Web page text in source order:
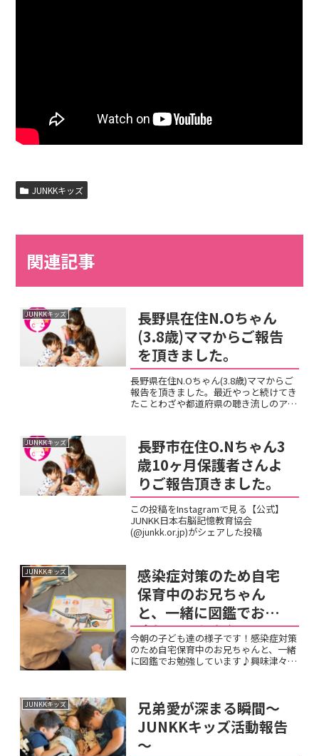
JUNKKキッズ
関連記事
JUNKKキッズ
長野県在住N.Oちゃん
(3.8歳)ママからご報告
を頂きました。
長野県在住N.Oちゃん(3.8歳)ママからご
報告を頂きました。最近やっと続けてき
たことわざや都道府県の聴き流しのアウ
出てくると親としてはとても嬉しいです
ー♪絵本も好きな...
JUNKKキッズ
長野市在住O.Nちゃん3
歳10ヶ月保護者さんよ
りご報告頂きました。
この投稿をInstagramで見る【公式】
JUNKK日本右脳記憶教育協会
(@junkk.or.jp)がシェアした投稿
JUNKKキッズ
感染症対策のため自宅
保育中のお兄ちゃん
と、一緒に図鑑でお勉
強しています♪
今朝の子ども達の様子です！感染症対策
のため自宅保育中のお兄ちゃんと、一緒
に図鑑でお勉強しています♪興味津々、
JUNKKキッズ
兄弟愛が深まる瞬間～
JUNKKキッズ活動報告
～